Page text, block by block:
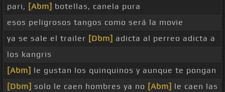
pari, [Abm] botellas, canela pura
esos peligrosos tangos como será la movie
ya se sale el trailer [Dbm] adicta al perreo adicta a
los kangris
[Abm] le gustan los quinquinos y aunque te pongan
[Dbm] solo le caen hombres ya no [Abm] le caen las